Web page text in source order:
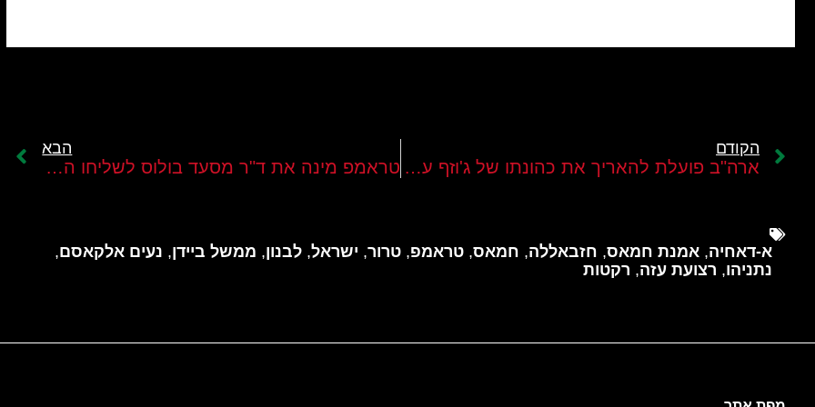
הקודם
ארה"ב פועלת להאריך את כהונתו של ג'וזף עון מפקד צבא לבנון
הבא
טראמפ מינה את ד"ר מסעד בולוס לשליחו המיוחד לנושא הלבנוני.
א-דאחיה, אמנת חמאס, חזבאללה, חמאס, טראמפ, טרור, ישראל, לבנון, ממשל ביידן, נעים אלקאסם,
נתניהו, רצועת עזה, רקטות